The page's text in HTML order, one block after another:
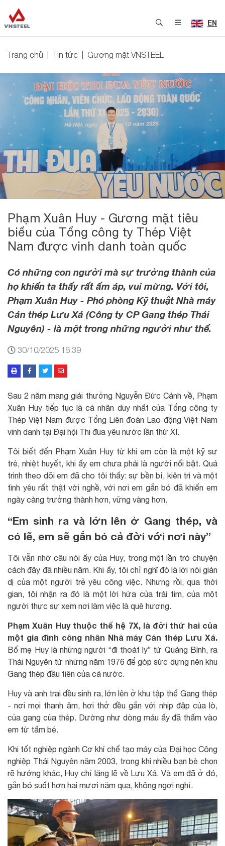
EN
Trang chủ Tin tức Gương mặt VNSTEEL
Phạm Xuân Huy - Gương mặt tiêu
biểu của Tổng công ty Thép Việt
Nam được vinh danh toàn quốc
Có những con người mà sự trưởng thành của
họ khiến ta thấy rất ấm áp, vui mừng. Với tôi,
Phạm Xuân Huy - Phó phòng Kỹ thuật Nhà máy
Cán thép Lưu Xá (Công ty CP Gang thép Thái
Nguyên) - là một trong những người như thế.
30/10/2025 16:39
Sau 2 năm mang giải thưởng Nguyễn Đức Cảnh về, Phạm
Xuân Huy tiếp tục là cá nhân duy nhất của Tổng công ty
Thép Việt Nam được Tổng Liên đoàn Lao động Việt Nam
vinh danh tại Đại hội Thi đua yêu nước lần thứ XI.
Tôi biết đến Phạm Xuân Huy từ khi em còn là một kỹ sư
trẻ, nhiệt huyết, khi ấy em chưa phải là người nổi bật. Quá
trình theo dõi em đã cho tôi thấy: sự bền bỉ, kiên trì và một
tình yêu rất thật với nghề, với nơi em gắn bó đã khiến em
ngày càng trưởng thành hơn, vững vàng hơn.
“Em sinh ra và lớn lên ở Gang thép, và
có lẽ, em sẽ gắn bó cả đời với nơi này”
Tôi vẫn nhớ câu nói ấy của Huy, trong một lần trò chuyện
cách đây đã nhiều năm. Khi ấy, tôi chỉ nghĩ đó là lời nói giản
dị của một người trẻ yêu công việc. Nhưng rồi, qua thời
gian, tôi nhận ra đó là một lời hứa của trái tim, của một
người thực sự xem nơi làm việc là quê hương.
Phạm Xuân Huy thuộc thế hệ 7X, là đời thứ hai của
một gia đình công nhân Nhà máy Cán thép Lưu Xá.
Bố mẹ Huy là những người “đi thoát ly” từ Quảng Bình, ra
Thái Nguyên từ những năm 1976 để góp sức dựng nên khu
Gang thép đầu tiên của cả nước.
Huy và anh trai đều sinh ra, lớn lên ở khu tập thể Gang thép
- nơi mọi thanh âm, hơi thở đều gắn với nhịp đập của lò,
của gang của thép. Dường như dòng máu ấy đã thấm vào
em từ tấm bé.
Khi tốt nghiệp ngành Cơ khí chế tạo máy của Đại học Công
nghiệp Thái Nguyên năm 2003, trong khi nhiều bạn bè chọn
rẽ hướng khác, Huy chỉ lặng lẽ về Lưu Xá. Và em đã ở đó,
gắn bó suốt hơn hai mươi năm qua, không ngơi nghỉ.